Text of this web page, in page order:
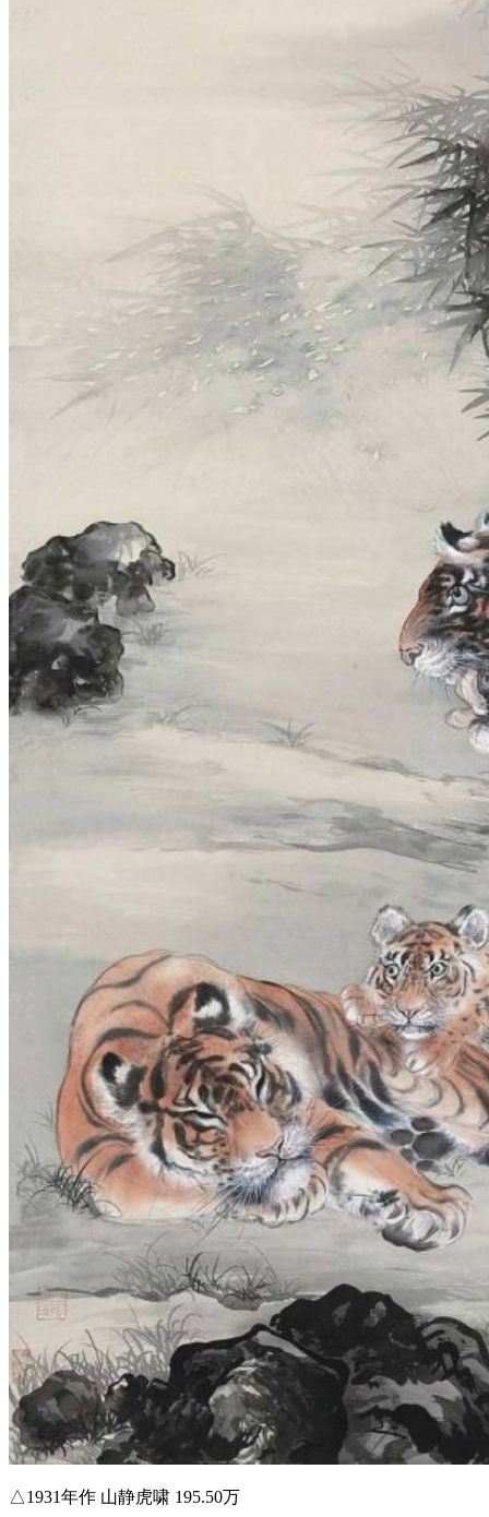
△1931年作 山静虎啸 195.50万